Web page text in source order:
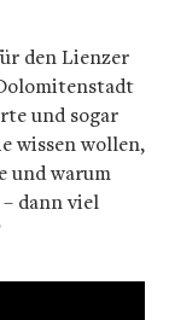
den Lienzer
und sogar
wissen wollen,
und warum
dann viel